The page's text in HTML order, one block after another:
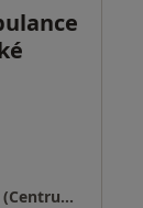
MEDAPO.cz, s.r.o - ortopedická ambulance (Centrum lékařské péče, 1.NP)